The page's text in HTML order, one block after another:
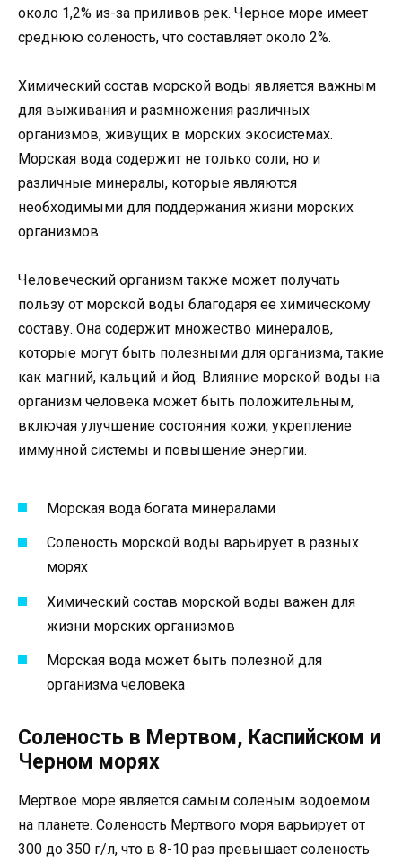
около 1,2% из-за приливов рек. Черное море имеет
среднюю соленость, что составляет около 2%.
Химический состав морской воды является важным
для выживания и размножения различных
организмов, живущих в морских экосистемах.
Морская вода содержит не только соли, но и
различные минералы, которые являются
необходимыми для поддержания жизни морских
организмов.
Человеческий организм также может получать
пользу от морской воды благодаря ее химическому
составу. Она содержит множество минералов,
которые могут быть полезными для организма, такие
как магний, кальций и йод. Влияние морской воды на
организм человека может быть положительным,
включая улучшение состояния кожи, укрепление
иммунной системы и повышение энергии.
Морская вода богата минералами
Соленость морской воды варьирует в разных
морях
Химический состав морской воды важен для
жизни морских организмов
Морская вода может быть полезной для
организма человека
Соленость в Мертвом, Каспийском и
Черном морях
Мертвое море является самым соленым водоемом
на планете. Соленость Мертвого моря варьирует от
300 до 350 г/л, что в 8-10 раз превышает соленость